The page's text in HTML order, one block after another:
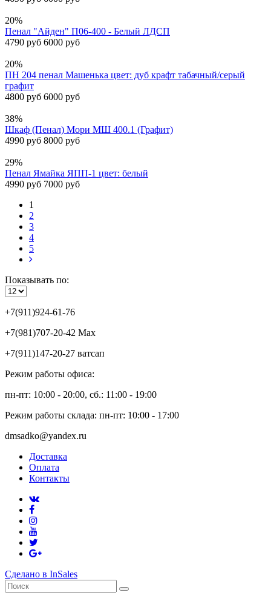
20%
Пенал "Айден" П06-400 - Белый ЛДСП
4790 руб 6000 руб
20%
ПН 204 пенал Машенька цвет: дуб крафт табачный/серый
графит
4800 руб 6000 руб
38%
Шкаф (Пенал) Мори МШ 400.1 (Графит)
4990 руб 8000 руб
29%
Пенал Ямайка ЯПП-1 цвет: белый
4990 руб 7000 руб
1
2
3
4
5
Показывать по:
+7(911)924-61-76
+7(981)707-20-42 Max
+7(911)147-20-27 ватсап
Режим работы офиса:
пн-пт: 10:00 - 20:00, сб.: 11:00 - 19:00
Режим работы склада: пн-пт: 10:00 - 17:00
dmsadko@yandex.ru
Доставка
Оплата
Контакты
Сделано в InSales